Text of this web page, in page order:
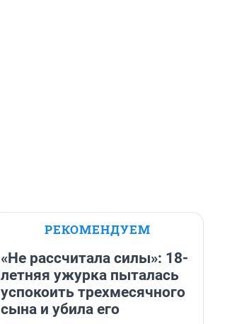
РЕКОМЕНДУЕМ
«Не рассчитала силы»: 18-
летняя ужурка пыталась
успокоить трехмесячного
сына и убила его